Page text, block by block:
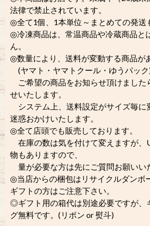
法律で禁止されています。
◎全て1個、1本単位～まとめての発送
◎冷凍商品は、常温商品や冷蔵商品と
ん。
◎数量により、送料が変動する商品が
(ヤマト・ヤマトクール・ゆうパッ
ご希望の商品をお知らせ頂けました
せいたします。
システム上、送料設定がサイズ毎に
迷惑おかけいたします。
◎全て店頭でも販売しております。
在庫の数は気を付けて変えますが、
物もありますので、
量が必要な方は先にご質問お願いい
◎当店からの梱包はリサイクルダンボ
ギフトの方はご注意下さい。
◎ギフト用の箱代は別途必要ですが、
グ無料です。(リボン or 熨斗)